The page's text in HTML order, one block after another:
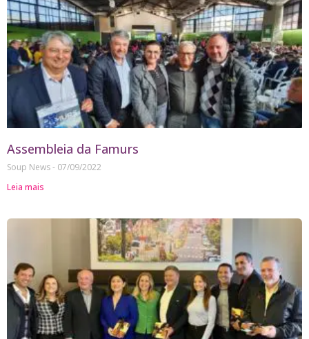
Assembleia da Famurs
Soup News
07/09/2022
Leia mais